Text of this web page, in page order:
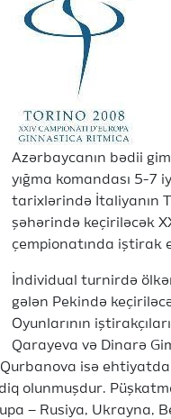
Azərbaycanın bədii
yığma komandası 5-7
tarixlərində İtaliyanın
şəhərində keçiriləcək
çempionatında iştirak
İndividual turnirdə
gələn Pekində
Oyunlarının
Qarayeva və Dinarə
isə
olunmuşdur.
– Rusiya, Ukrayna,